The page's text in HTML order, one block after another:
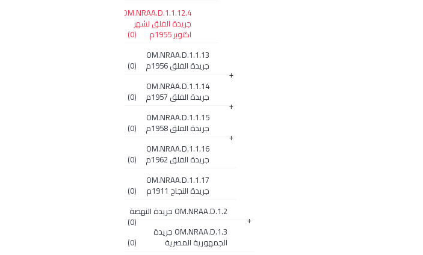
OM.NRAA.D.1.1.12.4
جريدة الفلق لشهر
اكتوبر 1955م
(0)
OM.NRAA.D.1.1.13
جريدة الفلق 1956م (0)
+
OM.NRAA.D.1.1.14
جريدة الفلق 1957م (0)
+
OM.NRAA.D.1.1.15
جريدة الفلق 1958م (0)
+
OM.NRAA.D.1.1.16
جريدة الفلق 1962م
(0)
OM.NRAA.D.1.1.17
جريدة النجاح 1911م
(0)
OM.NRAA.D.1.2 جريدة النهضة
(0) +
OM.NRAA.D.1.3 جريدة
الجمهورية المصرية
(0)